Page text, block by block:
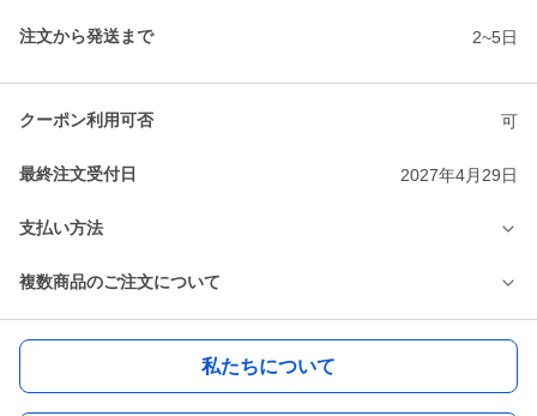
注文から発送まで 2~5日
クーポン利用可否 可
最終注文受付日 2027年4月29日
支払い方法
複数商品のご注文について
私たちについて